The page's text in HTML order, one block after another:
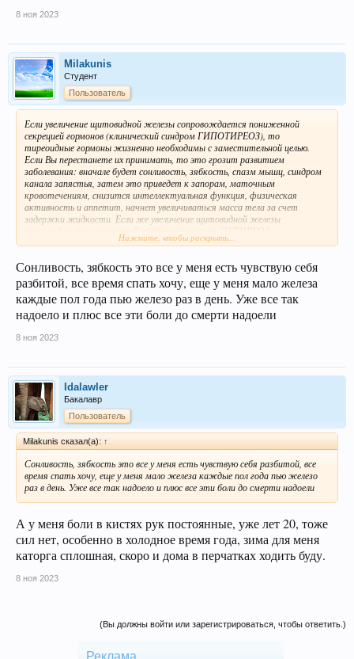
8 ноя 2023
Milakunis
Студент
Пользователь
Если увеличение щитовидной железы сопровождается пониженной
секрецией гормонов (клинический синдром ГИПОТИРЕОЗ), то
тиреоидные гормоны жизненно необходимы с заместительной целью.
Если Вы перестанете их принимать, то это грозит развитием
заболевания: вначале будет сонливость, зябкость, спазм мышц, синдром
канала запястья, затем это приведет к запорам, маточным
кровотечениям, снизится интеллектуальная функция, физическая
активность и аппетит, начнет увеличиваться масса тела за счет
задержки жидкости. Если же увеличение щитовидной железы
эндемический зоб), то в этом случае достачно принимать препараты
Нажмите, чтобы раскрыть...
Сонливость, зябкость это все у меня есть чувствую себя
разбитой, все время спать хочу, еще у меня мало железа
каждые пол года пью железо раз в день. Уже все так
надоело и плюс все эти боли до смерти надоели
8 ноя 2023
Idalawler
Бакалавр
Пользователь
Milakunis сказал(а): ↑
Сонливость, зябкость это все у меня есть чувствую себя разбитой, все
время спать хочу, еще у меня мало железа каждые пол года пью железо
раз в день. Уже все так надоело и плюс все эти боли до смерти надоели
А у меня боли в кистях рук постоянные, уже лет 20, тоже
сил нет, особенно в холодное время года, зима для меня
каторга сплошная, скоро и дома в перчатках ходить буду.
8 ноя 2023
(Вы должны войти или зарегистрироваться, чтобы ответить.)
Реклама